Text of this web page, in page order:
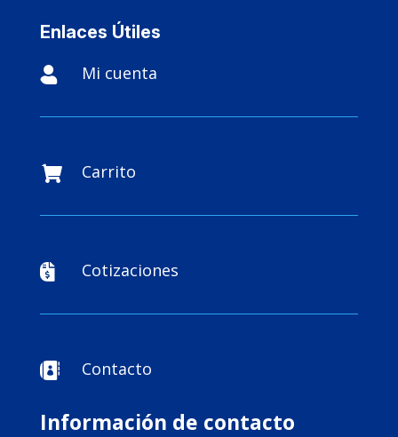
Enlaces Útiles
 Mi cuenta
 Carrito
 Cotizaciones
 Contacto
Información de contacto